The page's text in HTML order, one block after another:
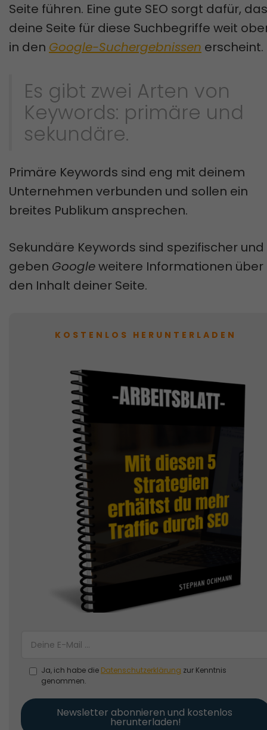
Seite führen. Eine gute SEO sorgt dafür,
deine Seite für diese Suchbegriffe weit
in den Google-Suchergebnissen erscheint.
Es gibt zwei Arten von
Keywords: primäre und
sekundäre.
Primäre Keywords sind eng mit deinem
Unternehmen verbunden und sollen ein
breites Publikum ansprechen.
Sekundäre Keywords sind spezifischer und
geben Googleweitere Informationen über
den Inhalt deiner Seite.
KOSTENLOS HERUNTERLADEN
Ja, ich habe die Datenschutzerklärung zur Kenntnis
genommen.
Newsletter abonnieren und kostenlos
herunterladen!